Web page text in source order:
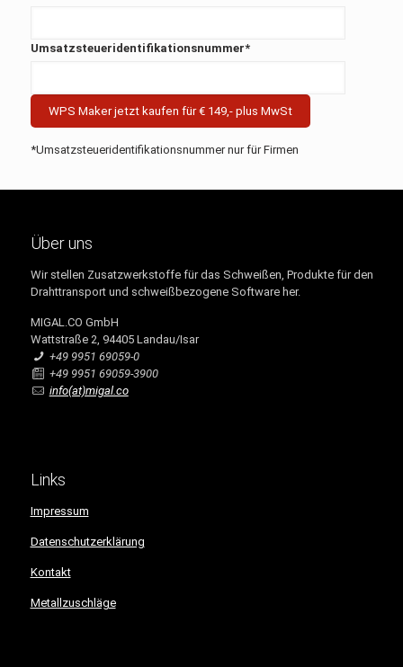
Umsatzsteueridentifikationsnummer*
*Umsatzsteueridentifikationsnummer nur für Firmen
Über uns
Wir stellen Zusatzwerkstoffe für das Schweißen, Produkte für den
Drahttransport und schweißbezogene Software her.
MIGAL.CO GmbH
Wattstraße 2, 94405 Landau/Isar
+49 9951 69059-0
+49 9951 69059-3900
info(at)migal.co
Links
Impressum
Datenschutzerklärung
Kontakt
Metallzuschläge